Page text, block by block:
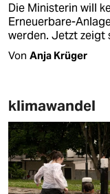
Die Ministerin will
Erneuerbare-
werden. Jetzt zeigt
Von Anja Krüger
klimawandel